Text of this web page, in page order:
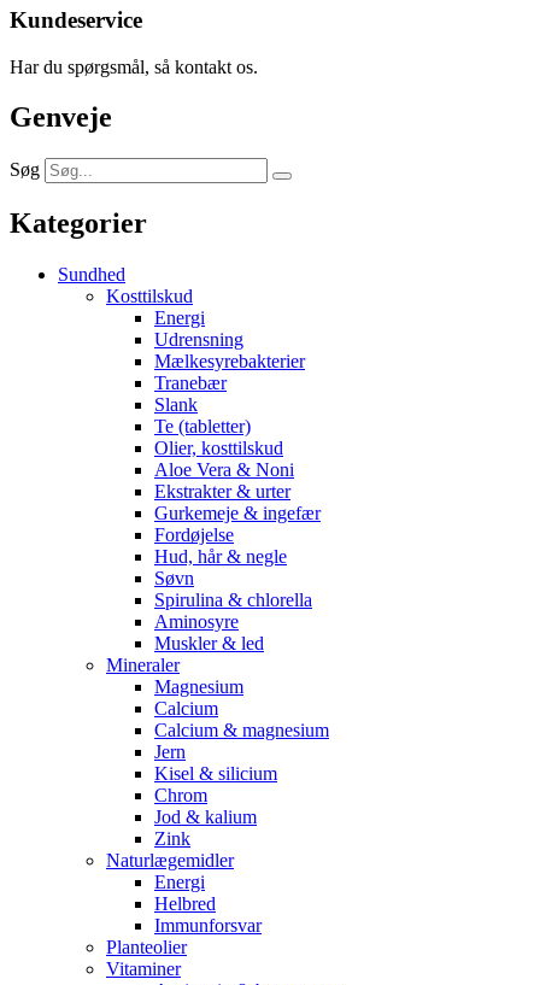
Kundeservice
Har du spørgsmål, så kontakt os.
Genveje
Søg
Kategorier
Sundhed
Kosttilskud
Energi
Udrensning
Mælkesyrebakterier
Tranebær
Slank
Te (tabletter)
Olier, kosttilskud
Aloe Vera & Noni
Ekstrakter & urter
Gurkemeje & ingefær
Fordøjelse
Hud, hår & negle
Søvn
Spirulina & chlorella
Aminosyre
Muskler & led
Mineraler
Magnesium
Calcium
Calcium & magnesium
Jern
Kisel & silicium
Chrom
Jod & kalium
Zink
Naturlægemidler
Energi
Helbred
Immunforsvar
Planteolier
Vitaminer